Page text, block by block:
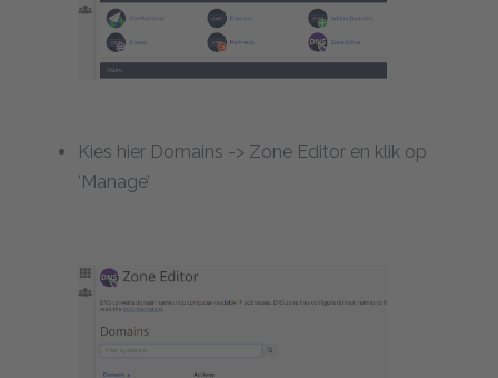
Kies hier Domains -> Zone Editor en klik op
‘Manage’